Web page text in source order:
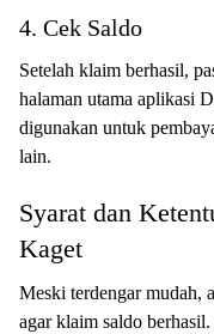
4. Cek Saldo
Setelah klaim berhasil,
halaman utama aplikasi
digunakan untuk
lain.
Syarat dan
Kaget
Meski terdengar mudah,
agar klaim saldo